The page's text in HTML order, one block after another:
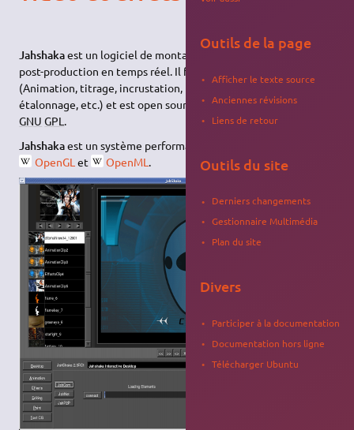
Jahshakaest un logiciel de montage vidéo et d'effets spéciaux,
post-production en temps réel. Il fonctionne par modules
(Animation, titrage, incrustation, tracking, peinture,
étalonnage, etc.) et est open source et gratuit, sous licence
GNU GPL .
Jahshakaest un système performant basé sur les technologies
OpenGL et OpenML
Outils de la page
Afficher le texte source
Anciennes révisions
Liens de retour
Outils du site
Derniers changements
Gestionnaire Multimédia
Plan du site
Divers
Participer à la documentation
Documentation hors ligne
Télécharger Ubuntu